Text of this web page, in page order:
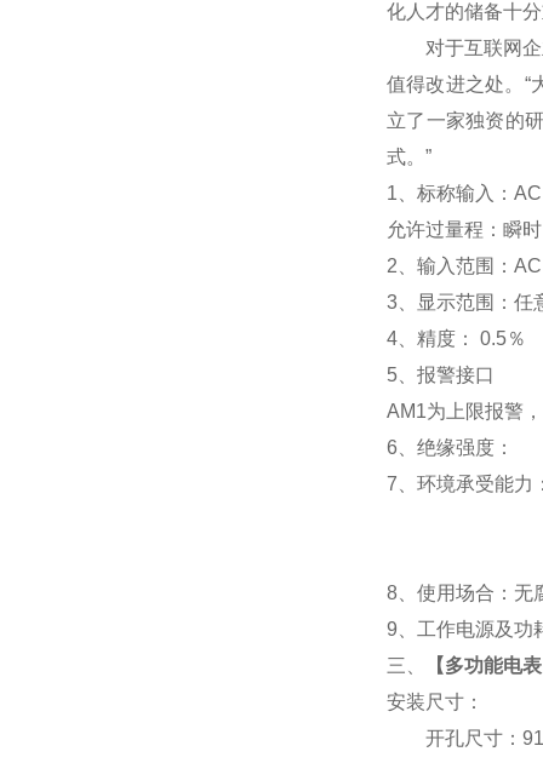
化人才的储备十
对于互联网企业
值得改进之处。“
立了一家独资的
式。”
1 、标称输入：
允许过量程：瞬
2 、输入范围：
3
显示范围： 任
4 、精度： 0.5％
5
报警接口
AM1为上限报警
6
绝缘强度：
7
环境承受
8 、使用场合：
9 、工作电源及功
三、
【多功能电
安装尺寸：
开孔尺寸：